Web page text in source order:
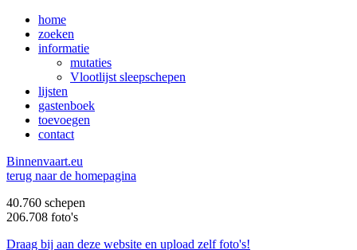
home
zoeken
informatie
mutaties
Vlootlijst sleepschepen
lijsten
gastenboek
toevoegen
contact
Binnenvaart.eu
terug naar de homepagina
40.760 schepen
206.708 foto's
Draag bij aan deze website en upload zelf foto's!